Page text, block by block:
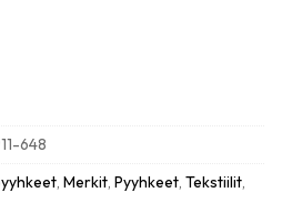
648
, Merkit, Pyyhkeet, Tekstiilit,